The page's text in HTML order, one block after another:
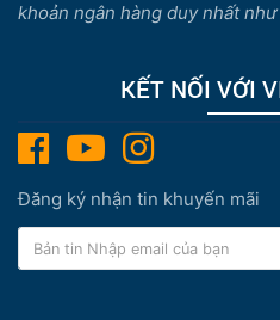
khoản ngân hàng duy nhất
KẾT NỐI VỚI
Đăng ký nhận tin khuyến mãi